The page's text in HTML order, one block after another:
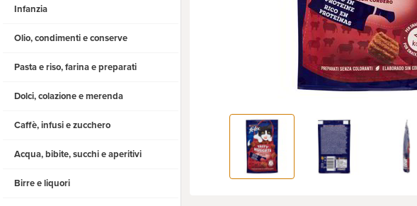
Infanzia
Olio, condimenti e conserve
Pasta e riso, farina e preparati
Dolci, colazione e merenda
Caffè, infusi e zucchero
Acqua, bibite, succhi e aperitivi
Birre e liquori